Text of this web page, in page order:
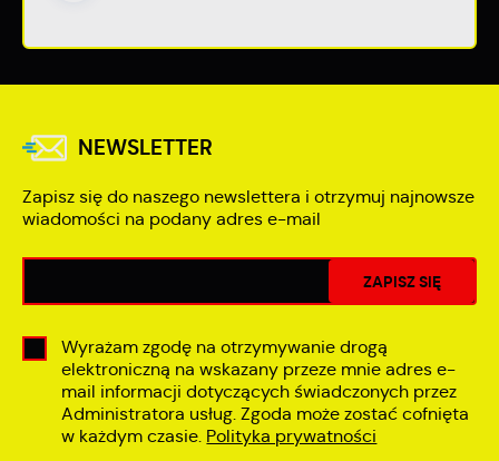
NEWSLETTER
Zapisz się do naszego newslettera i otrzymuj najnowsze
wiadomości na podany adres e-mail
Wyrażam zgodę na otrzymywanie drogą
elektroniczną na wskazany przeze mnie adres e-
mail informacji dotyczących świadczonych przez
Administratora usług. Zgoda może zostać cofnięta
w każdym czasie. Polityka prywatności